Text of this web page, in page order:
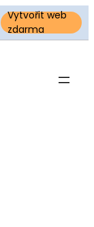
Vytvořit web
zdarma